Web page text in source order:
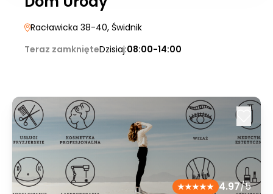
Racławicka 38-40, Świdnik
Teraz zamknięteDzisiaj:08:00-14:00
4.97/5